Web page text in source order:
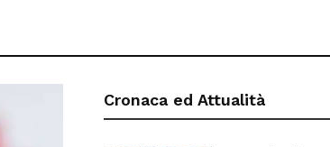
Cronaca ed Attualità